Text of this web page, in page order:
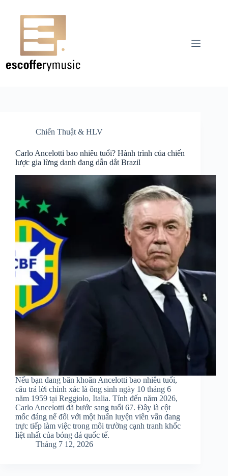
Chiến Thuật & HLV
Carlo Ancelotti bao nhiêu tuổi? Hành trình của chiến
lược gia lừng danh đang dẫn dắt Brazil
Nếu bạn đang băn khoăn Ancelotti bao nhiêu tuổi,
câu trả lời chính xác là ông sinh ngày 10 tháng 6
năm 1959 tại Reggiolo, Italia. Tính đến năm 2026,
Carlo Ancelotti đã bước sang tuổi 67. Đây là cột
mốc đáng nể đối với một huấn luyện viên vẫn đang
trực tiếp làm việc trong môi trường cạnh tranh khốc
liệt nhất của bóng đá quốc tế.
Tháng 7 12, 2026